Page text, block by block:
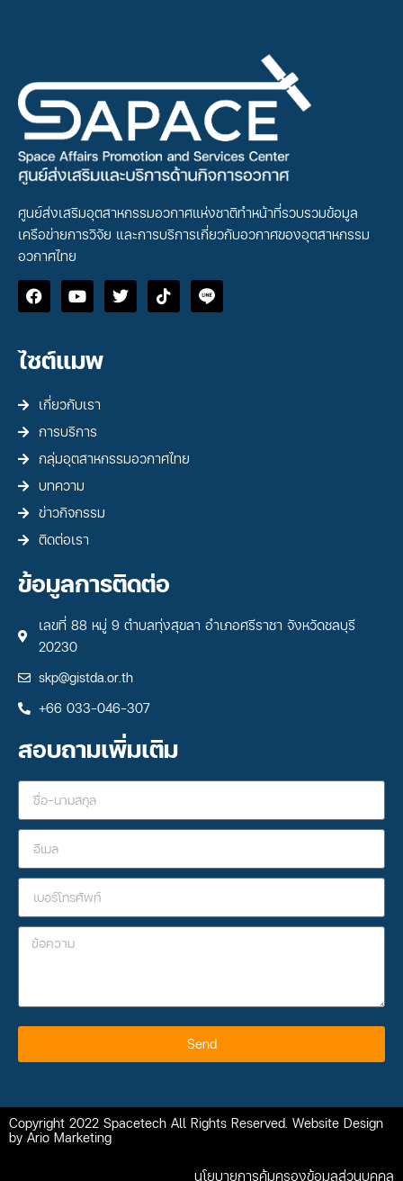
ศูนย์ส่งเสริมอุตสาหกรรมอวกาศแห่งชาติทำหน้าที่รวบรวมข้อมูล
เครือข่ายการวิจัย และการบริการเกี่ยวกับอวกาศของอุตสาหกรรม
อวกาศไทย
ไซต์แมพ
เกี่ยวกับเรา
การบริการ
กลุ่มอุตสาหกรรมอวกาศไทย
บทความ
ข่าวกิจกรรม
ติดต่อเรา
ข้อมูลการติดต่อ
เลขที่ 88 หมู่ 9 ตำบลทุ่งสุขลา อำเภอศรีราชา จังหวัดชลบุรี
20230
skp@gistda.or.th
+66 033-046-307
สอบถามเพิ่มเติม
Send
Copyright 2022 Spacetech All Rights Reserved. Website Design
by Ario Marketing
นโยบายการคุ้มครองข้อมูลส่วนบุคคล